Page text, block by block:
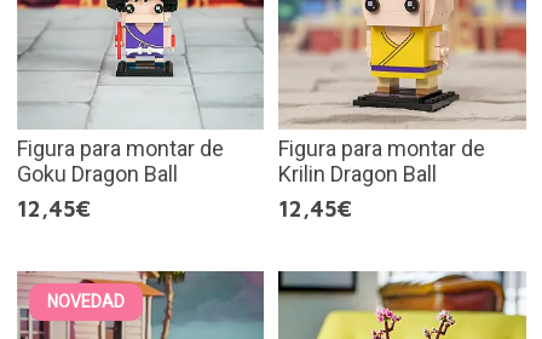
Figura para montar de
Goku Dragon Ball
12,45€
Figura para montar de
Krilin Dragon Ball
12,45€
NOVEDAD